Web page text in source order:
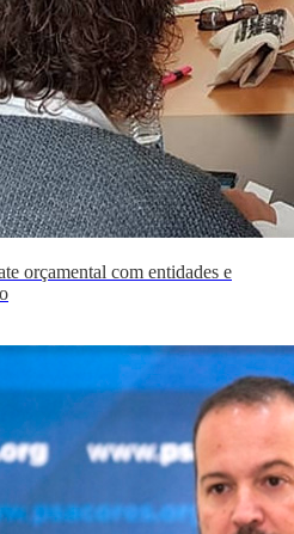
orçamental com entidades e